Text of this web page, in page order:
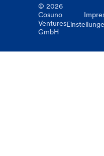
© 2026
Cosuno
Ventures
GmbH